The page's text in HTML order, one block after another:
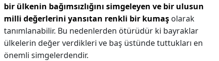
bir ülkenin bağımsızlığını simgeleyen ve bir ulusun
milli değerlerini yansıtan renkli bir kumaş olarak
tanımlanabilir. Bu nedenlerden ötürüdür ki bayraklar
ülkelerin değer verdikleri ve baş üstünde tuttukları en
önemli simgelerdendir.